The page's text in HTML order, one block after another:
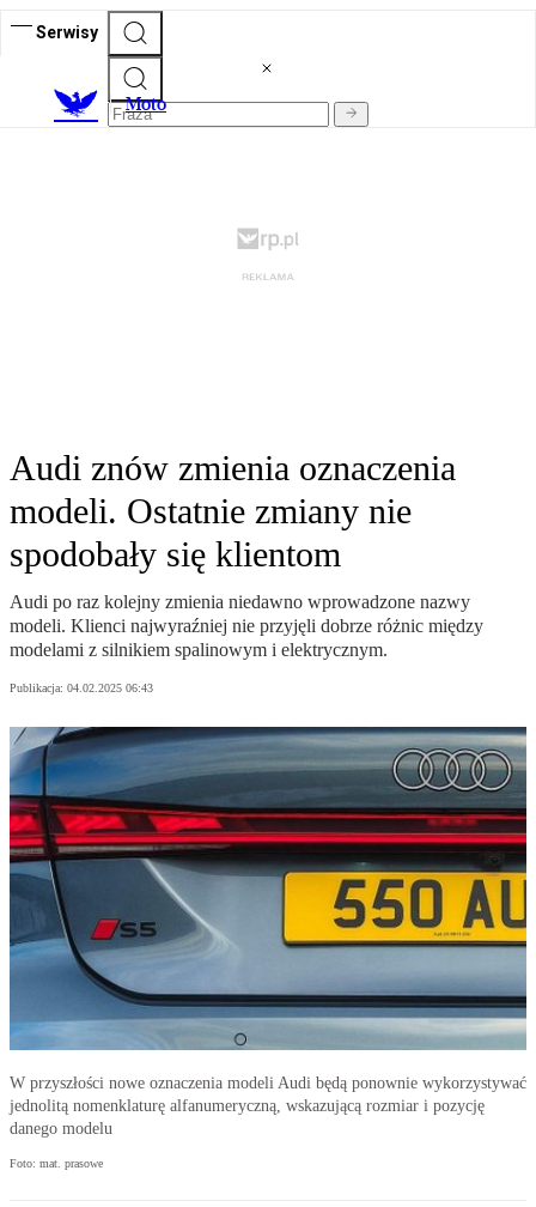
Serwisy
Moto
Audi znów zmienia oznaczenia
modeli. Ostatnie zmiany nie
spodobały się klientom
Audi po raz kolejny zmienia niedawno wprowadzone nazwy
modeli. Klienci najwyraźniej nie przyjęli dobrze różnic między
modelami z silnikiem spalinowym i elektrycznym.
Publikacja: 04.02.2025 06:43
W przyszłości nowe oznaczenia modeli Audi będą ponownie wykorzystywać
jednolitą nomenklaturę alfanumeryczną, wskazującą rozmiar i pozycję
danego modelu
Foto: mat. prasowe